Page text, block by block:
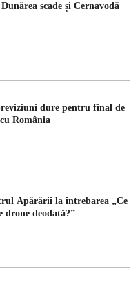
scade și Cernavodă
dure pentru final de
România
Apărării la întrebarea „Ce
drone deodată?”